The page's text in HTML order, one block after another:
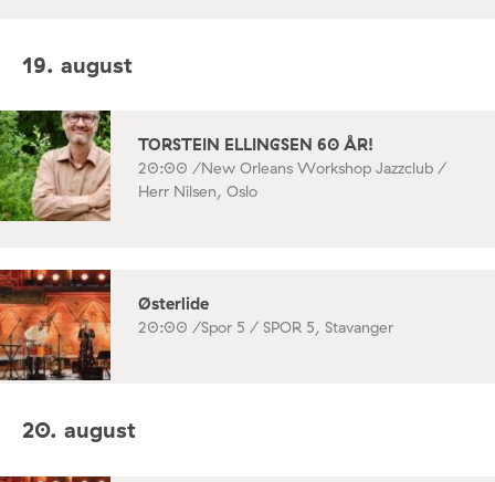
19. august
TORSTEIN ELLINGSEN 60 ÅR!
20:00 /New Orleans Workshop Jazzclub /
Herr Nilsen, Oslo
Østerlide
20:00 /Spor 5 / SPOR 5, Stavanger
20. august